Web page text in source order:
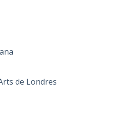
de Londres